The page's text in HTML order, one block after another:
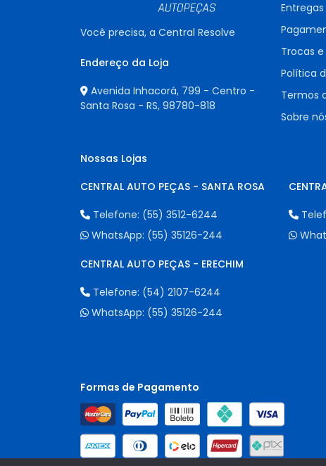
Você precisa, a Central Resolve
Endereço da Loja
Avenida Inhacorá, 799 - Centro -
Santa Rosa - RS, 98780-818
Entregas
Trocas
Política
Termos
Sobre
Nossas Lojas
CENTRAL AUTO PEÇAS - SANTA ROSA
Telefone: (55) 3512-6244
WhatsApp: (55) 35126-244
CENTRAL AUTO PEÇAS - ERECHIM
Telefone: (54) 2107-6244
WhatsApp: (55) 35126-244
Formas de Pagamento